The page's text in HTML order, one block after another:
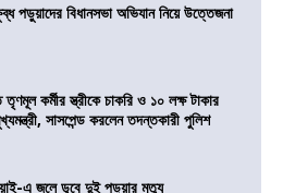
পড়ুয়াদের বিধানসভা অভিযান নিয়ে উত্তেজনা
তৃণমূল কর্মীর স্ত্রীকে চাকরি ও ১০ লক্ষ টাকার
সাসপেন্ড করলেন তদন্তকারী পুলিশ
এ জলে ডুবে দুই পড়ুয়ার মৃত্যু